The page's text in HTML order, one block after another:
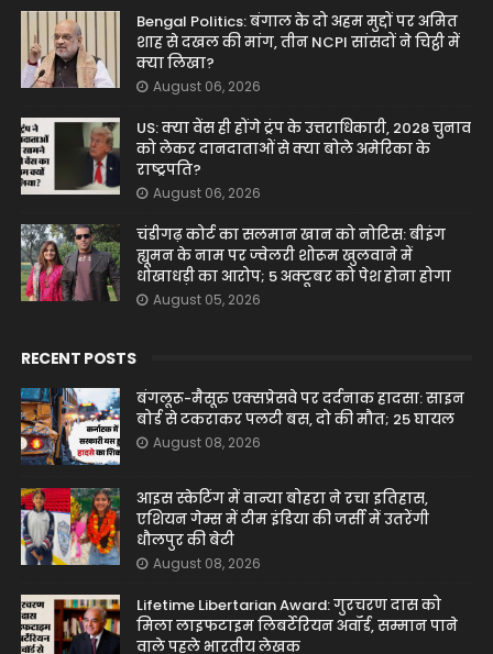
Bengal Politics: बंगाल के दो अहम मुद्दों पर अमित
शाह से दखल की मांग, तीन NCPI सांसदों ने चिट्ठी में
क्या लिखा?
August 06, 2026
US: क्या वेंस ही होंगे ट्रंप के उत्तराधिकारी, 2028 चुनाव
को लेकर दानदाताओं से क्या बोले अमेरिका के
राष्ट्रपति?
August 06, 2026
चंडीगढ़ कोर्ट का सलमान खान को नोटिस: बीइंग
ह्यूमन के नाम पर ज्वेलरी शोरूम खुलवाने में
धोखाधड़ी का आरोप; 5 अक्टूबर को पेश होना होगा
August 05, 2026
RECENT POSTS
बंगलूरू-मैसूरु एक्सप्रेसवे पर दर्दनाक हादसा: साइन
बोर्ड से टकराकर पलटी बस, दो की मौत; 25 घायल
August 08, 2026
आइस स्केटिंग में वान्या बोहरा ने रचा इतिहास,
एशियन गेम्स में टीम इंडिया की जर्सी में उतरेंगी
धौलपुर की बेटी
August 08, 2026
Lifetime Libertarian Award: गुरचरण दास को
मिला लाइफटाइम लिबर्टेरियन अवॉर्ड, सम्मान पाने
वाले पहले भारतीय लेखक